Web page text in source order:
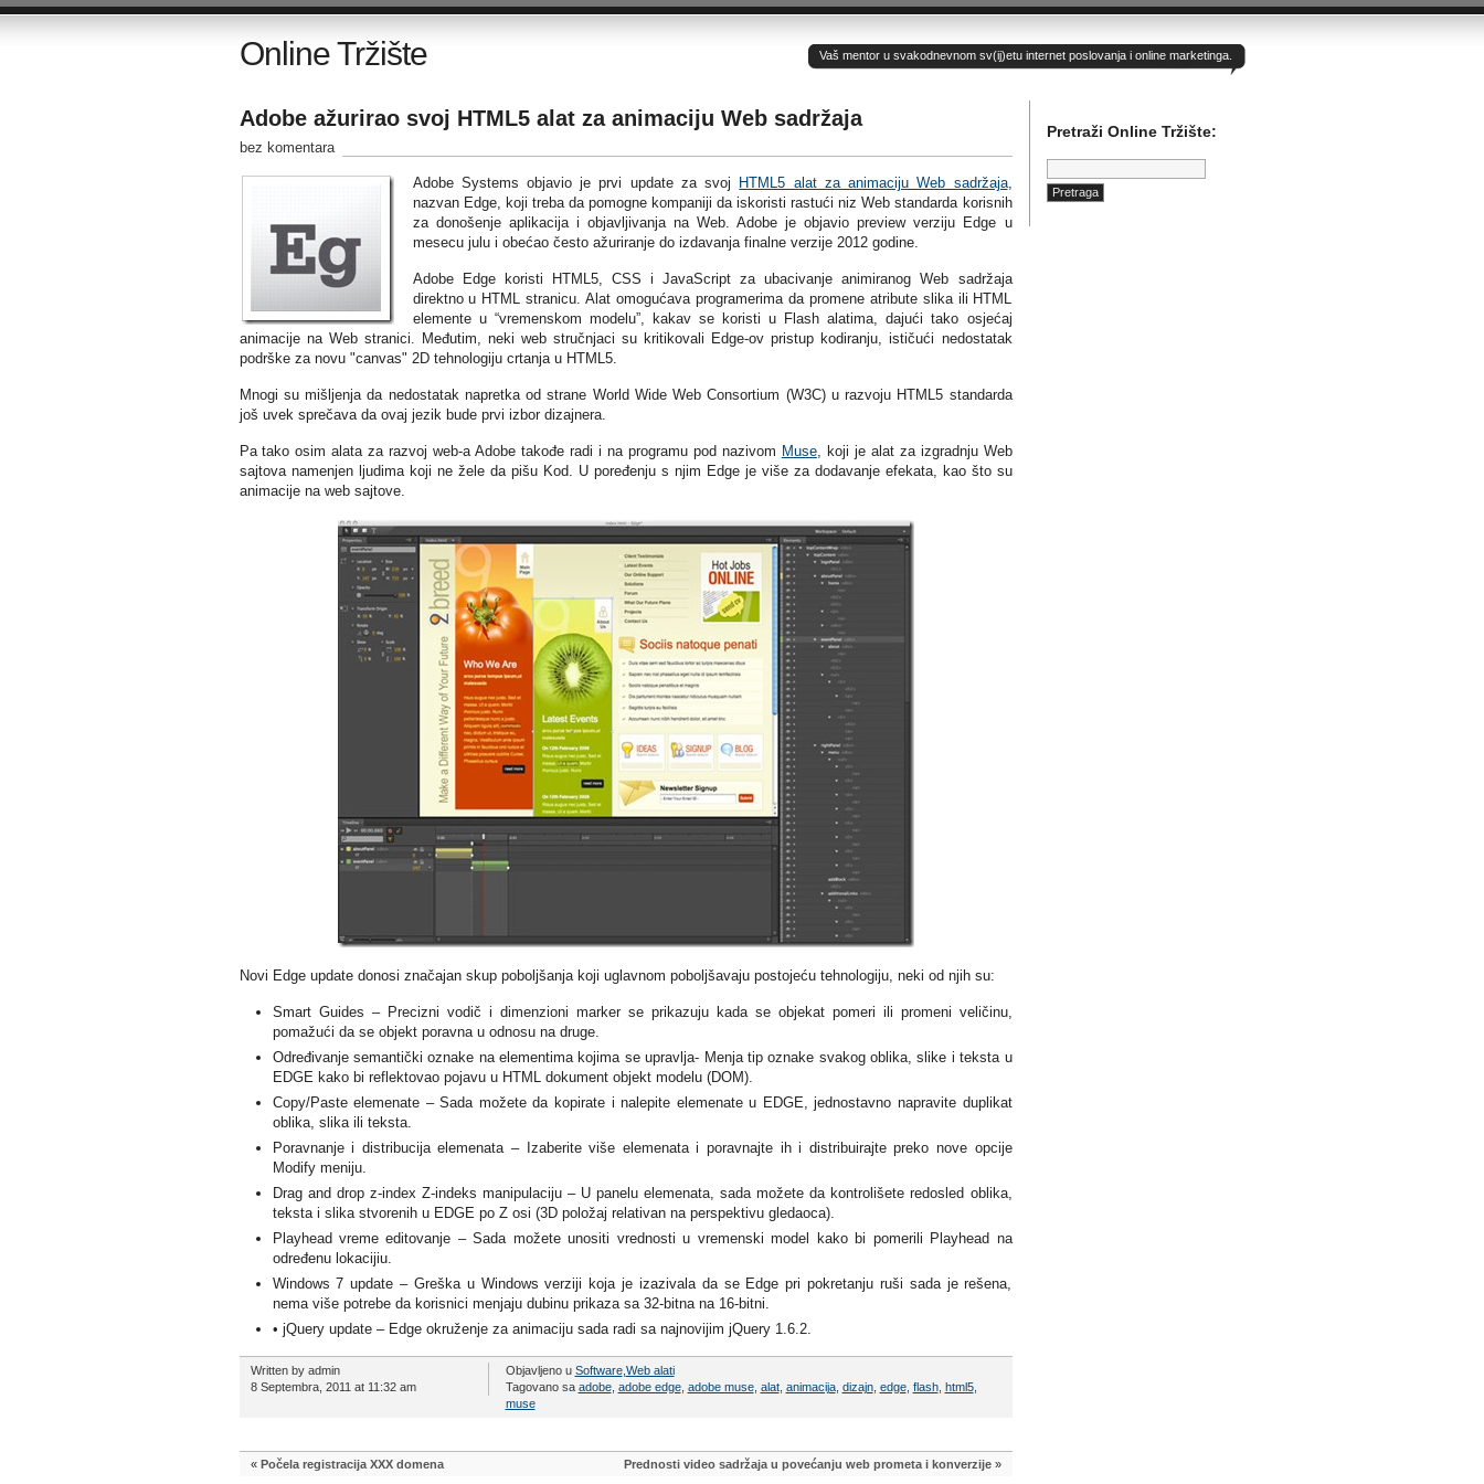
Online Tržište Vaš mentor u svakodnevnom sv(ij)etu internet poslovanja i online marketinga.
Adobe ažurirao svoj HTML5 alat za animaciju Web sadržaja
bez komentara
Adobe Systems objavio je prvi update za svoj HTML5 alat za animaciju Web sadržaja,
nazvan Edge, koji treba da pomogne kompaniji da iskoristi rastući niz Web standarda korisnih
za donošenje aplikacija i objavljivanja na Web. Adobe je objavio preview verziju Edge u
mesecu julu i obećao često ažuriranje do izdavanja finalne verzije 2012 godine.
Adobe Edge koristi HTML5, CSS i JavaScript za ubacivanje animiranog Web sadržaja
direktno u HTML stranicu. Alat omogućava programerima da promene atribute slika ili HTML
elemente u “vremenskom modelu”, kakav se koristi u Flash alatima, dajući tako osjećaj
animacije na Web stranici. Međutim, neki web stručnjaci su kritikovali Edge-ov pristup kodiranju, ističući nedostatak
podrške za novu "canvas" 2D tehnologiju crtanja u HTML5.
Mnogi su mišljenja da nedostatak napretka od strane World Wide Web Consortium (W3C) u razvoju HTML5 standarda
još uvek sprečava da ovaj jezik bude prvi izbor dizajnera.
Pa tako osim alata za razvoj web-a Adobe takođe radi i na programu pod nazivom Muse, koji je alat za izgradnju Web
sajtova namenjen ljudima koji ne žele da pišu Kod. U poređenju s njim Edge je više za dodavanje efekata, kao što su
animacije na web sajtove.
Novi Edge update donosi značajan skup poboljšanja koji uglavnom poboljšavaju postojeću tehnologiju, neki od njih su:
Smart Guides – Precizni vodič i dimenzioni marker se prikazuju kada se objekat pomeri ili promeni veličinu,
pomažući da se objekt poravna u odnosu na druge.
Određivanje semantički oznake na elementima kojima se upravlja- Menja tip oznake svakog oblika, slike i teksta u
EDGE kako bi reflektovao pojavu u HTML dokument objekt modelu (DOM).
Copy/Paste elemenate – Sada možete da kopirate i nalepite elemenate u EDGE, jednostavno napravite duplikat
oblika, slika ili teksta.
Poravnanje i distribucija elemenata – Izaberite više elemenata i poravnajte ih i distribuirajte preko nove opcije
Modify meniju.
Drag and drop z-index Z-indeks manipulaciju – U panelu elemenata, sada možete da kontrolišete redosled oblika,
teksta i slika stvorenih u EDGE po Z osi (3D položaj relativan na perspektivu gledaoca).
Playhead vreme editovanje – Sada možete unositi vrednosti u vremenski model kako bi pomerili Playhead na
određenu lokacijiu.
Windows 7 update – Greška u Windows verziji koja je izazivala da se Edge pri pokretanju ruši sada je rešena,
nema više potrebe da korisnici menjaju dubinu prikaza sa 32-bitna na 16-bitni.
• jQuery update – Edge okruženje za animaciju sada radi sa najnovijim jQuery 1.6.2.
Written by admin
8 Septembra, 2011 at 11:32 am
Objavljeno u Software, Web alati
Tagovano sa adobe, adobe edge, adobe muse, alat, animacija, dizajn, edge, flash, html5,
muse
« Počela registracija XXX domena Prednosti video sadržaja u povećanju web prometa i konverzije»
Pretraži Online Tržište:
Pretraga: